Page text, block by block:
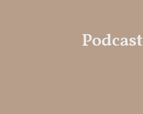
Podcast